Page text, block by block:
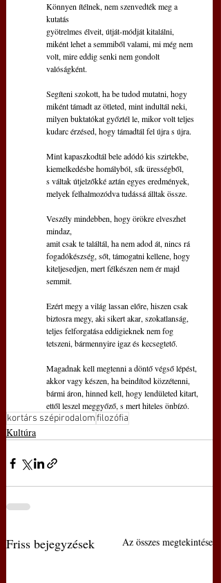
Könnyen ítélnek, nem szenvedték meg a
kutatás
gyötrelmes élveit, útját-módját kitalálni,
miként lehet a semmiből valami, mi még nem
volt, mire eddig senki nem gondolt
valóságként.
Segíteni szokott, ha be tudod mutatni, hogy
miként támadt az ötleted, mint indultál neki,
milyen buktatókat győztél le, mikor volt teljes
kudarc érzésed, hogy támadtál fel újra s újra.
Mint kapaszkodtál bele adódó kis szirtekbe,
kiemelkedésbe homályból, sík ürességből,
s váltak útjelzőkké aztán egyes eredmények,
melyek felhalmozódva tudássá álltak össze.
Veszély mindebben, hogy örökre elveszhet
mindaz,
amit csak te találtál, ha nem adod át, nincs rá
fogadókészség, sőt, támogatni kellene, hogy
kiteljesedjen, mert félkészen nem ér majd
semmit.
Ezért megy a világ lassan előre, hiszen csak
biztosra megy, aki sikert akar, szokatlanság,
teljes felforgatása eddigieknek nem fog
tetszeni, bármennyire igaz és kecsegtető.
Magadnak kell megtenni a döntő végső lépést,
akkor vagy készen, ha beindítod közzétenni,
bármi áron, hinned kell, hogy lendületed kitart,
ettől leszel meggyőző, s mert hiteles önbízó.
kortárs szépirodalomfilozófia
Kultúra
Friss bejegyzések Az összes megtekintése